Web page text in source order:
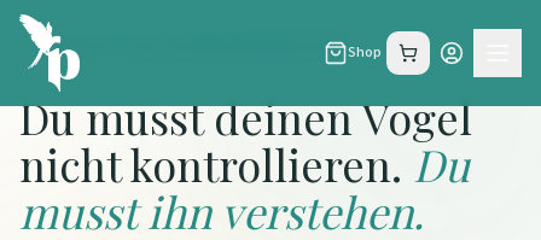
Shop
FÜR SITTICH- & PAPAGEIENHALTER
Du musst deinen Vogel
nicht kontrollieren. Du
musst ihn verstehen.